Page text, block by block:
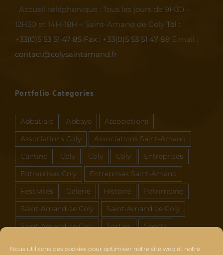
Nous utilisons des cookies pour optimiser notre site web et notre
Accueil téléphonique : Tous les jours de 9H30 –
12H30 et 14H-18H – Saint-Amand de Coly Tél :
+33(0)5 53 51 47 85 Fax : +33(0)5 53 51 47 89 E.mail :
contact@colysaintamand.fr
Portfolio Categories
Abbatiale Abbaye Associations
Associations Coly Associations Saint-Amand
Cantine Coly Coly Coly Entreprises
Entreprises Coly Entreprises Saint-Amand
Festivités Galerie Histoire Patrimoine
Saint-Amand de Coly Saint-Amand de Coly
Saint-Amand de Coly Sorties Sports